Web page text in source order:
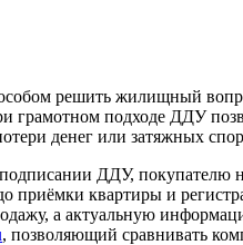
решить жилищный
подходе ДДУ
денег или затяжных
ДДУ,
квартиры и
а актуальную
, позволяющий сравнивать